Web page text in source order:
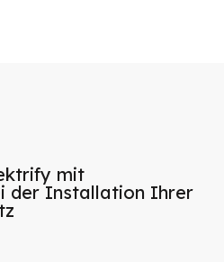
mit
der Installation Ihrer